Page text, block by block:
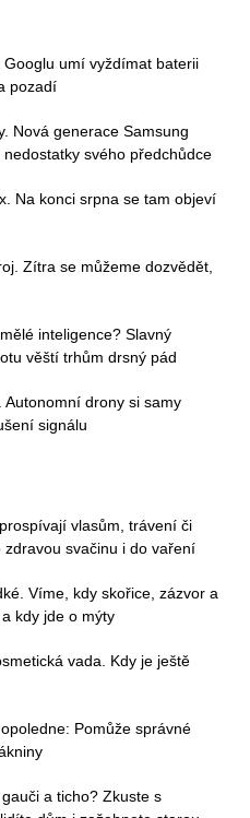
umí vyždímat baterii
pozadí
Nová generace Samsung
svého předchůdce
Na konci srpna se tam objeví
Zítra se můžeme dozvědět,
inteligence? Slavný
věští trhům drsný pád
Autonomní drony si samy
signálu
vlasům, trávení či
svačinu i do vaření
Víme, kdy skořice, zázvor a
kdy jde o mýty
vada. Kdy je ještě
Pomůže správné
a ticho? Zkuste s